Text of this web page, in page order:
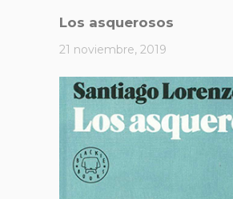
Los asquerosos
21 noviembre, 2019